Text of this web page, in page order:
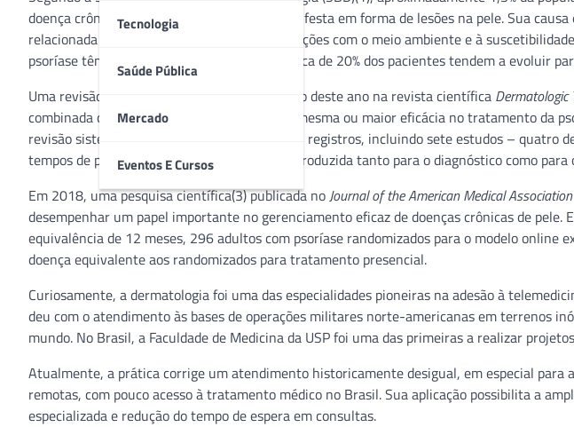
Tecnologia
Saúde Pública
Mercado
Eventos E Cursos
doença crônica não transmissível que se manifesta em forma de lesões na pele. Sua
relacionada ao sistema imunológico, às interações com o meio ambiente e à
psoríase têm histórico familiar da doença. Cerca de 20% dos pacientes tendem a evoluir
Uma revisão de estudos(2) publicada em junho deste ano na revista científica Dermatologic
combinada com a consulta presencial teve a mesma ou maior eficácia no tratamento da
revisão sistemática coletou evidências de 287 registros, incluindo sete estudos – quatro
tempos de pandemia, a consulta online foi introduzida tanto para o diagnóstico como
Em 2018, uma pesquisa científica(3) publicada noJournal of the American Medical Association
desempenhar um papel importante no gerenciamento eficaz de doenças crônicas de pele.
equivalência de 12 meses, 296 adultos com psoríase randomizados para o modelo online
doença equivalente aos randomizados para tratamento presencial.
Curiosamente, a dermatologia foi uma das especialidades pioneiras na adesão à
deu com o atendimento às bases de operações militares norte-americanas em terrenos
mundo. No Brasil, a Faculdade de Medicina da USP foi uma das primeiras a realizar
Atualmente, a prática corrige um atendimento historicamente desigual, em especial para
remotas, com pouco acesso à tratamento médico no Brasil. Sua aplicação possibilita a
especializada e redução do tempo de espera em consultas.